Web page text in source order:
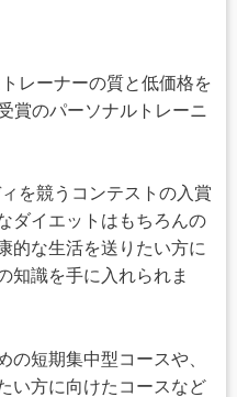
レーナーの質と低価格を
賞のパーソナルトレーニ
を競うコンテストの入賞
ダイエットはもちろんの
的な生活を送りたい方に
知識を手に入れられま
の短期集中型コースや、
い方に向けたコースなど